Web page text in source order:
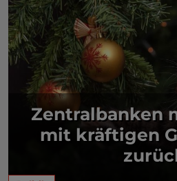
Zentralbanken
mit kräftigen